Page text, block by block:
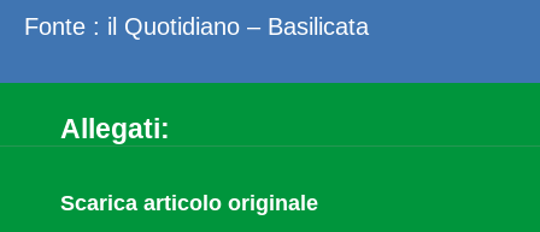
Fonte : il Quotidiano – Basilicata
Allegati:
Scarica articolo originale